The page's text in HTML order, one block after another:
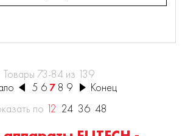
Товары 73-84 из 139
5 6 7 8 9
Конец
по 12 24 36 48